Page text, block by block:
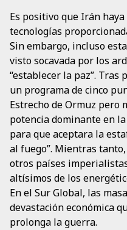
Es positivo que Irán
tecnologías
Sin embargo, incluso
visto socavada por los
“establecer la paz”.
un programa de cinco
Estrecho de Ormuz pero
potencia dominante en
para que aceptara la
al fuego”. Mientras
otros países
altísimos de los
En el Sur Global, las
devastación económica
prolonga la guerra.